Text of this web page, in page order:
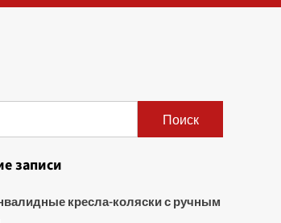
Поиск
записи
кресла-коляски с ручным